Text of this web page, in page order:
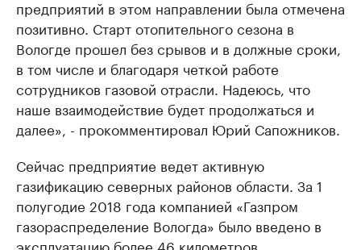
предприятий в этом направлении была отмечена
позитивно. Старт отопительного сезона в
Вологде прошел без срывов и в должные сроки,
в том числе и благодаря четкой работе
сотрудников газовой отрасли. Надеюсь, что
наше взаимодействие будет продолжаться и
далее», - прокомментировал Юрий Сапожников.
Сейчас предприятие ведет активную
газификацию северных районов области. За 1
полугодие 2018 года компанией «Газпром
газораспределение Вологда» было введено в
эксплуатацию более 46 километров